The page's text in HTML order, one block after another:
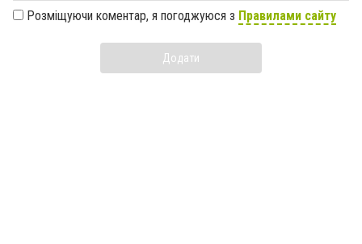
Розміщуючи коментар, я погоджуюся з Правилами сайту
Додати